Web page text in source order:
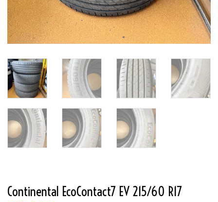
Continental EcoContact7 EV 215/60 R17